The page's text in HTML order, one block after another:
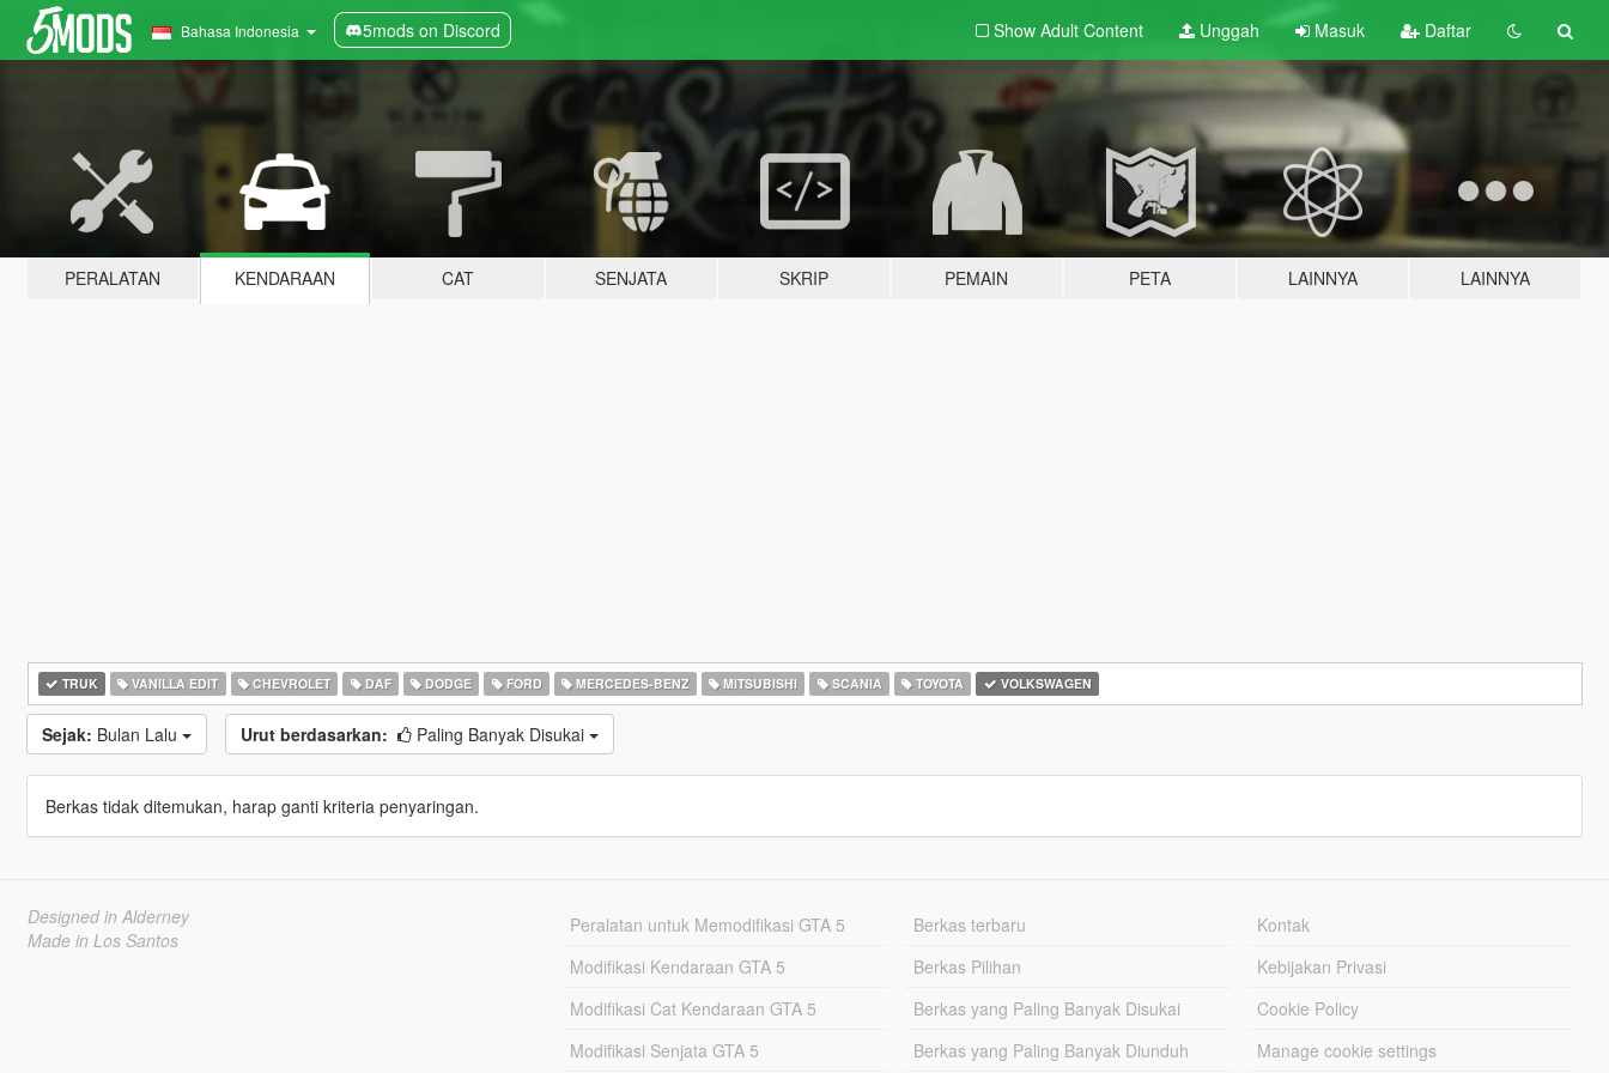
Bahasa Indonesia 5mods on Discord Show Adult Content Unggah Masuk Daftar
PERALATAN KENDARAAN CAT SENJATA SKRIP PEMAIN PETA LAINNYA LAINNYA
TRUK VANILLA EDIT CHEVROLET DAF DODGE FORD MERCEDES-BENZ MITSUBISHI SCANIA TOYOTA VOLKSWAGEN
Sejak: Bulan Lalu Urut berdasarkan: Paling Banyak Disukai
Berkas tidak ditemukan, harap ganti kriteria penyaringan.
Designed in Alderney
Made in Los Santos
Peralatan untuk Memodifikasi GTA 5
Modifikasi Kendaraan GTA 5
Modifikasi Cat Kendaraan GTA 5
Modifikasi Senjata GTA 5
Berkas terbaru
Berkas Pilihan
Berkas yang Paling Banyak Disukai
Berkas yang Paling Banyak Diunduh
Kontak
Kebijakan Privasi
Cookie Policy
Manage cookie settings